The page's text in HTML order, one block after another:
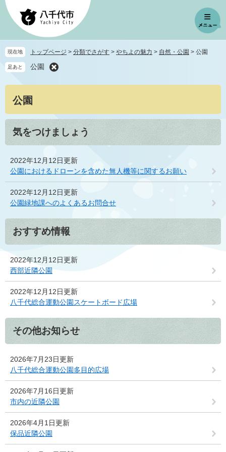
ペ
先
頭
メ
を
飛
文
へ
現在地 トップページ > 分類でさがす > やちよの魅力 > 自然・公園 > 公園
足あと 公園
公園
気をつけましょう
2022年12月12日更新
公園におけるドローンを含めた無人機等に関するお願い
2022年12月12日更新
公園緑地課へのよくあるお問合せ
おすすめ情報
2022年12月12日更新
西部近隣公園
2022年12月12日更新
八千代総合運動公園スケートボード広場
その他お知らせ
2026年7月23日更新
八千代総合運動公園多目的広場
2026年7月16日更新
市内の近隣公園
2026年4月1日更新
保品近隣公園